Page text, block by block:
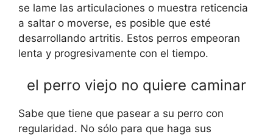
se lame las articulaciones o muestra reticencia
a saltar o moverse, es posible que esté
desarrollando artritis. Estos perros empeoran
lenta y progresivamente con el tiempo.
el perro viejo no quiere caminar
Sabe que tiene que pasear a su perro con
regularidad. No sólo para que haga sus